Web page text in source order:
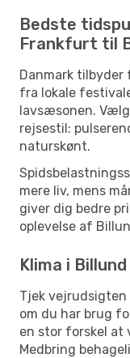
Bedste
Frankfurt til
Danmark tilbyder
fra lokale
lavsæsonen.
rejsestil:
naturskønt.
mere liv, mens
giver dig bedre
oplevelse af
Klima i Billund
Tjek vejrudsigten
om du har brug
en stor forskel at
Medbring